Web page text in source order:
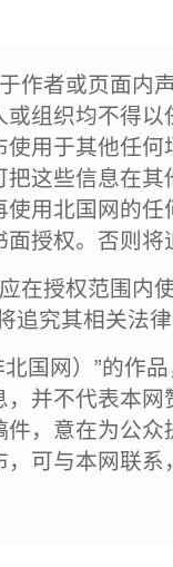
作者或页面内
组织均不得
用于其他任
这些信息在
用北国网的
授权。否则将
在授权范围内
追究其相关法
国网）”的作
并不代表本
，意在为公
可与本网联